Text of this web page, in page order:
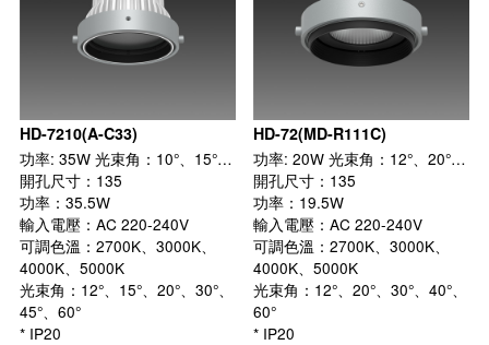
HD-7210(A-C33)
功率: 35W 光束角：10°、15°、20°、30°、45°、60° 外徑: ø135 mm
開孔尺寸：135
功率：35.5W
輸入電壓：AC 220-240V
可調色溫：2700K、3000K、
4000K、5000K
光束角：12°、15°、20°、30°、
45°、60°
* IP20
HD-72(MD-R111C)
功率: 20W 光束角：12°、20°、30°、40°、60° 外徑: ø135 mm
開孔尺寸：135
功率：19.5W
輸入電壓：AC 220-240V
可調色溫：2700K、3000K、
4000K、5000K
光束角：12°、20°、30°、40°、
60°
* IP20